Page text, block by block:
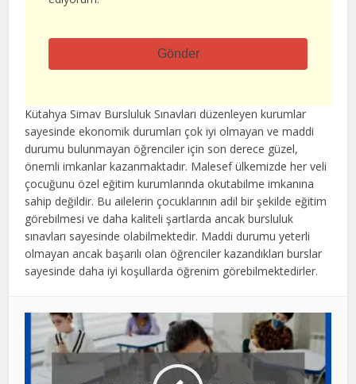
Gönder
alan
boş
bırakılmalıdır
Kütahya Simav Bursluluk Sınavları düzenleyen kurumlar
sayesinde ekonomik durumları çok iyi olmayan ve maddi
durumu bulunmayan öğrenciler için son derece güzel,
önemli imkanlar kazanmaktadır. Malesef ülkemizde her veli
çocuğunu özel eğitim kurumlarında okutabilme imkanına
sahip değildir. Bu ailelerin çocuklarının adil bir şekilde eğitim
görebilmesi ve daha kaliteli şartlarda ancak bursluluk
sınavları sayesinde olabilmektedir. Maddi durumu yeterli
olmayan ancak başarılı olan öğrenciler kazandıkları burslar
sayesinde daha iyi koşullarda öğrenim görebilmektedirler.